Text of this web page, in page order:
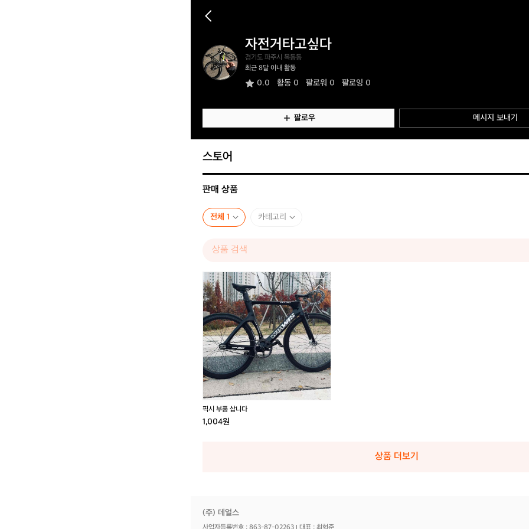
자
전
거
싶
자전거타고싶다
경기도 파주시 목동동
최근 8달 이내 활동
0.0 활동 0 팔로워 0 팔로잉 0
팔로우 메시지 보내기
스토어
판매 상품
전체 1 카테고리
픽
시
부
품
삽
니
다
픽시 부품 삽니다
1,004원
상품 더보기
(주) 데얼스